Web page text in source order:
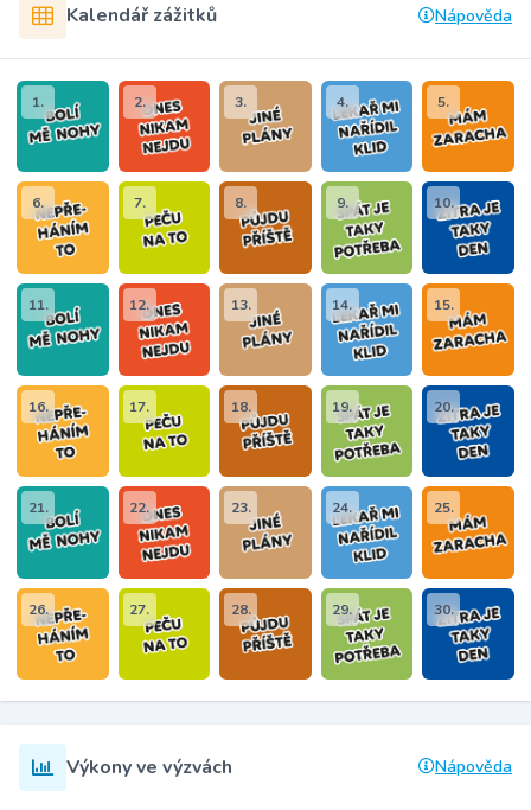
Kalendář zážitků Nápověda
1. 2. 3. 4. 5.
6. 7. 8. 9. 10.
11. 12. 13. 14. 15.
16. 17. 18. 19. 20.
21. 22. 23. 24. 25.
26. 27. 28. 29. 30.
Výkony ve výzvách Nápověda